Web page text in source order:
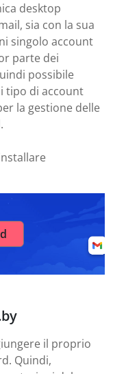
desktop
sia con la sua
singolo account
parte dei
possibile
tipo di account
la gestione delle
il proprio
Quindi,